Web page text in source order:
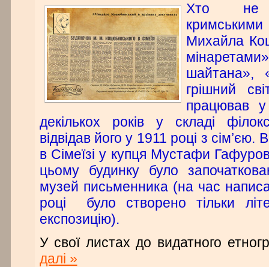
Хто не
Михайла
шайтана»,
грішний
працював
декількох років у складі
відвідав його у 1911 році з
в Сімеїзі у купця Мустафи
цьому будинку було
музей письменника (на час
році було створено тільки
експозицію).
У свої листах до видатного
далі »